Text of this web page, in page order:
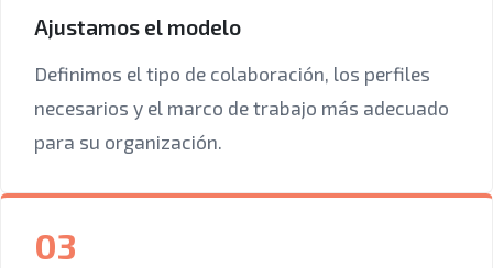
Ajustamos el modelo
Definimos el tipo de colaboración, los perfiles
necesarios y el marco de trabajo más adecuado
para su organización.
03